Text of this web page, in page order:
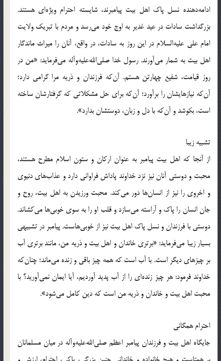
ادامه‌دهنده نسل پاک اهل بیت پیامبرند، شایسته احترام ویژه‌ای هستند.
بزرگداشت سادات در عید غدیر به اوج خود می‌رسد و مردم با تبریک ولایت
امام علی علیه‌السلام در این روز به سادات، در واقع، آنان را میراث ماندگار
اهل بیت به شمار می‌آورند. رسول خدا صلی‌الله‌علیه‌و‌آله می‌فرماید: «من در
روز قیامت، شفیع چهارتن هستم. آن‌که فرزندان و ذریه مرا گرامی دارد؛
آن‌که نیازهایشان را برآورد؛ آن‌که برای حل مشکلاتی که گرفتارشان ساخته
است، بکوشد و آن‌که با دل و زبان، دوستشان بدارد».
تشبیه زیبا
از آنجا که اهل بیت پیامبر به عنوان ارکان و ستون اسلام مطرح هستند،
محبت و دوستی آنان نیز نزد خداوند پاداش فراوانی دارد و عذاب‌های دنیوی
و اخروی را نیز از انسان‌ها دور می‌کند. محبت ورزیدن به اهل بیت، روح و
جان انسان را پاک و آراسته می‌سازد و قلب او را به سوی خوبی‌ها می‌کشاند.
دوستی با فرزندان و نسل پاک اهل بیت نیز از خوبی‌هاست. پیامبر در تشبیهی
بسیار زیبا می‌فرماید: «برتری خاندان و اهل بیت و ذریه من، مانند برتری آب
بر چیزهای دیگر است. با آب است که همه چیز باقی و زنده می‌ماند؛ چنان‌که
خداوند فرمود: هر چیز زنده‌ای را از آب پدید آوردیم، آیا ایمان نمی‌آورید؟ با
محبت اهل بیت و خاندان و ذریه من است که دین کامل می‌شود».
احترام همگانی
جایگاه اهل بیت و فرزندان پیامبر اعظم صلی‌الله‌علیه‌و‌آله در میان مسلمانان